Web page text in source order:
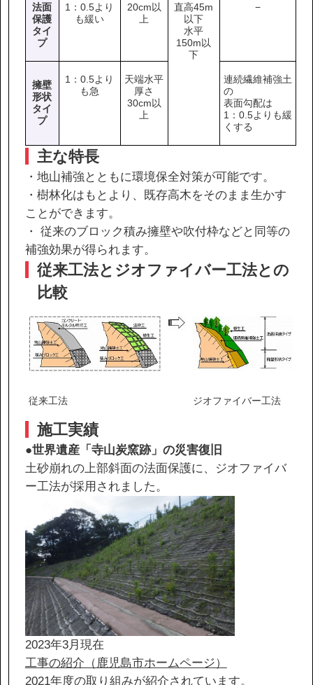
法面
保護
タイ
プ
1：0.5より
も緩い
20cm以
上
直高45m
以下
水平
150m以
下
−
擁壁
形状
タイ
プ
1：0.5より
も急
天端水平
厚さ
30cm以
上
連続繊維補強土
の
表面勾配は
1：0.5よりも緩
くする
主な特長
・地山補強とともに環境保全対策が可能です。
・樹林化はもとより、既存高木をそのまま生かす
ことができます。
・ 従来のブロック積み擁壁や吹付枠などと同等の
補強効果が得られます。
従来工法とジオファイバー工法との
比較
従来工法 ジオファイバー工法
施工実績
●世界遺産「寺山炭窯跡」の災害復旧
土砂崩れの上部斜面の法面保護に、ジオファイバ
ー工法が採用されました。
2023年3月現在
工事の紹介（鹿児島市ホームページ）
2021年度の取り組みが紹介されています。